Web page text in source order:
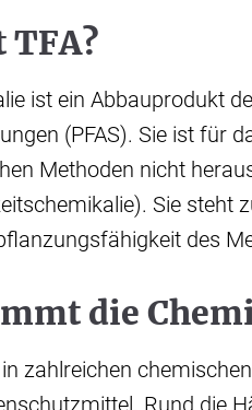
TFA?
ist ein Abbauprodukt
(PFAS). Sie ist für
Methoden nicht
Sie steht
des
die
zahlreichen
Rund die